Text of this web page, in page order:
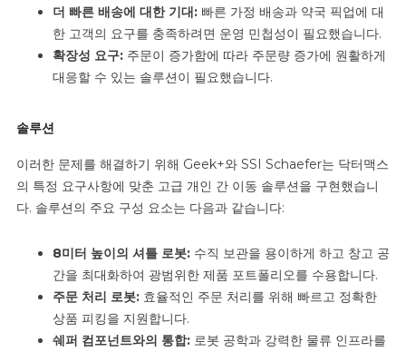
더 빠른 배송에 대한 기대: 빠른 가정 배송과 약국 픽업에 대
한 고객의 요구를 충족하려면 운영 민첩성이 필요했습니다.
확장성 요구: 주문이 증가함에 따라 주문량 증가에 원활하게
대응할 수 있는 솔루션이 필요했습니다.
솔루션
이러한 문제를 해결하기 위해 Geek+와 SSI Schaefer는 닥터맥스
의 특정 요구사항에 맞춘 고급 개인 간 이동 솔루션을 구현했습니
다. 솔루션의 주요 구성 요소는 다음과 같습니다:
8미터 높이의 셔틀 로봇: 수직 보관을 용이하게 하고 창고 공
간을 최대화하여 광범위한 제품 포트폴리오를 수용합니다.
주문 처리 로봇: 효율적인 주문 처리를 위해 빠르고 정확한
상품 피킹을 지원합니다.
쉐퍼 컴포넌트와의 통합: 로봇 공학과 강력한 물류 인프라를